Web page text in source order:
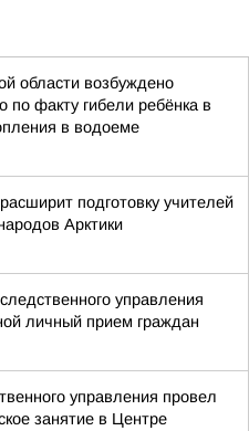
области возбуждено
по факту гибели ребёнка в
в водоеме
подготовку учителей
Арктики
управления
личный прием граждан
управления провел
занятие в Центре